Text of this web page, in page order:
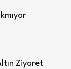
Ziyaret